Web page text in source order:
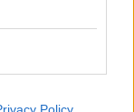
Policy
t